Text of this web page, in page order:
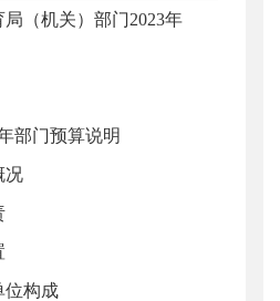
（机关）部门2023年
门预算说明
构成